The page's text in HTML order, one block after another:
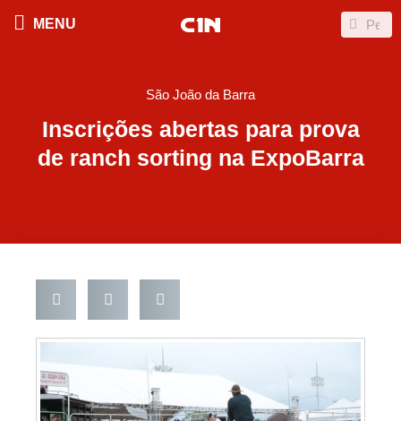
para
MENU Search
Search
São João da Barra
Inscrições abertas para prova
de ranch sorting na ExpoBarra